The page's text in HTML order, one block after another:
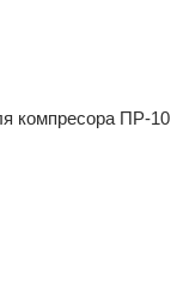
компресора ПР-10